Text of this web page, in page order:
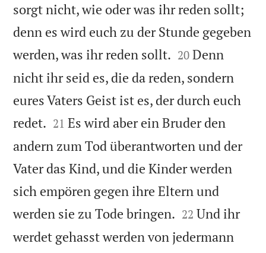
sorgt nicht, wie oder was ihr reden sollt;
denn es wird euch zu der Stunde gegeben
werden, was ihr reden sollt. 

20 Denn
nicht ihr seid es, die da reden, sondern
eures Vaters Geist ist es, der durch euch
redet. 

21 Es wird aber ein Bruder den
andern zum Tod überantworten und der
Vater das Kind, und die Kinder werden
sich empören gegen ihre Eltern und
werden sie zu Tode bringen. 

22 Und ihr
werdet gehasst werden von jedermann